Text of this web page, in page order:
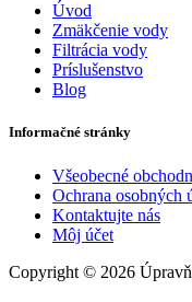
Úvod
Zmäkčenie vody
Filtrácia vody
Príslušenstvo
Blog
Informačné stránky
Všeobecné
Ochrana osobných
Kontaktujte nás
Môj účet
Copyright © 2026